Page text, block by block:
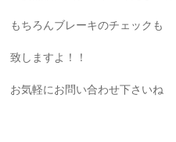
もちろんブレーキのチェックも
致しますよ！！
お気軽にお問い合わせ下さいね